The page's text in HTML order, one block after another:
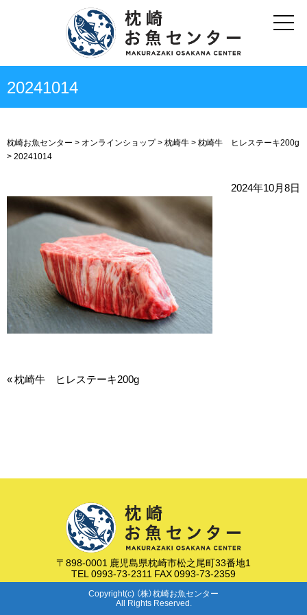
20241014
枕崎お魚センター > オンラインショップ >枕崎牛>枕崎牛 ヒレステーキ200g
>20241014
2024年10月8日
«枕崎牛 ヒレステーキ200g
〒898-0001 鹿児島県枕崎市松之尾町33番地1
TEL 0993-73-2311 FAX 0993-73-2359
Copyright(c) （株）枕崎お魚センター
All Rights Reserved.